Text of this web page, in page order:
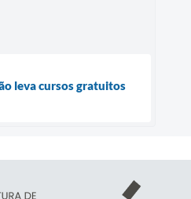
leva cursos gratuitos